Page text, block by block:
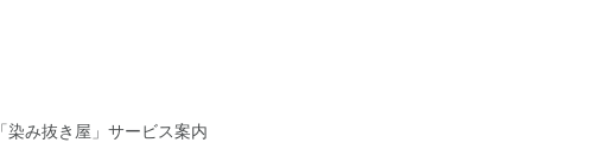
「染み抜き屋」サービス案内